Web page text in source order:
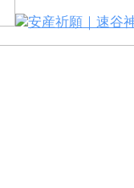
安産祈願｜速谷